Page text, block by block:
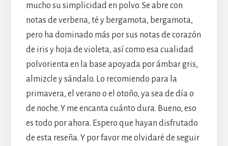
mucho su simplicidad en polvo. Se abre con
notas de verbena, té y bergamota, bergamota,
pero ha dominado más por sus notas de corazón
de iris y hoja de violeta, así como esa cualidad
polvorienta en la base apoyada por ámbar gris,
almizcle y sándalo. Lo recomiendo para la
primavera, el verano o el otoño, ya sea de día o
de noche. Y me encanta cuánto dura. Bueno, eso
es todo por ahora. Espero que hayan disfrutado
de esta reseña. Y por favor me olvidaré de seguir